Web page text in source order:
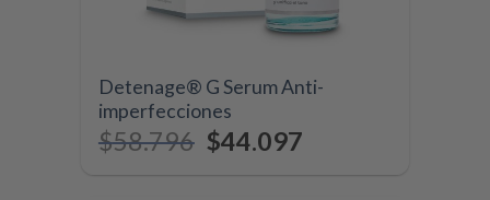
Detenage® G Serum Anti-
imperfecciones
$58.796 $44.097